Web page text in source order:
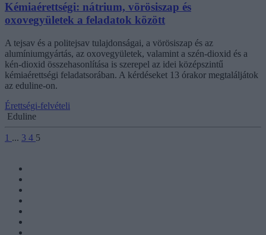
Kémiaérettségi: nátrium, vörösiszap és
oxovegyületek a feladatok között
A tejsav és a politejsav tulajdonságai, a vörösiszap és az
alumíniumgyártás, az oxovegyületek, valamint a szén-dioxid és a
kén-dioxid összehasonlítása is szerepel az idei középszintű
kémiaérettségi feladatsorában. A kérdéseket 13 órakor megtaláljátok
az eduline-on.
Érettségi-felvételi
Eduline
1 ... 3 4 5